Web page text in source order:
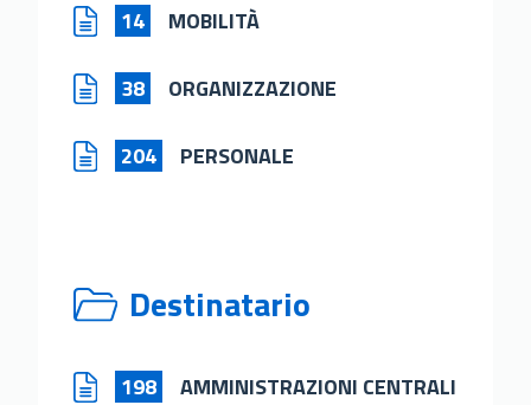
14 MOBILITÀ
38 ORGANIZZAZIONE
204 PERSONALE
Destinatario
198 AMMINISTRAZIONI CENTRALI